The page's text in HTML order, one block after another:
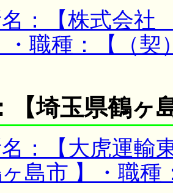
：【株式会
・職種：【（
【埼玉県鶴ヶ
：【大虎運輸
島市 】・職種